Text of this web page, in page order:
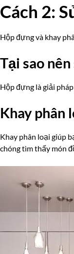
Cách 2:
Hộp đựng và khay
Tại sao
Hộp đựng là giải
Khay phân
Khay phân loại giúp
chóng tìm thấy món